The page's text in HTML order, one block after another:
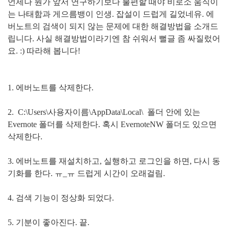
언제나 뭔가 앞서 연구하기보다 불편할 때야 비로소 움직이
는 나태함과 게으름뱅이 인생. 잡설이 드럽게 길었네유. 에
버노트의 검색이 되지 않는 문제에 대한 해결방법을 소개드
립니다. 사실 해결방법이라기엔 참 쉬워서 뻘글 좀 싸질렀어
요. :) 따라해 봅니다!
1. 에버노트를 삭제한다.
2. C:\Users\사용자이름\AppData\Local\ 폴더 안에 있는
Evernote 폴더를 삭제한다. 혹시 EvernoteNW 폴더도 있으면
삭제한다.
3. 에버노트를 재설치하고, 실행하고 로그인을 하면, 다시 동
기화를 한다. ㅠ_ㅠ 드럽게 시간이 오래걸림.
4. 검색 기능이 정상화 되었다.
5. 기분이 좋아진다. 끝.